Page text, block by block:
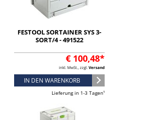
FESTOOL SORTAINER SYS 3-
SORT/4 - 491522
€ 100,48*
inkl. MwSt., zzgl. Versand
IN DEN WARENKORB
Lieferung in 1-3 Tagen¹